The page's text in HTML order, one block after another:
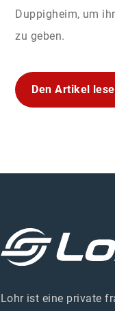
Duppigheim, um
zu geben.
Den Artikel
Lohr ist eine private